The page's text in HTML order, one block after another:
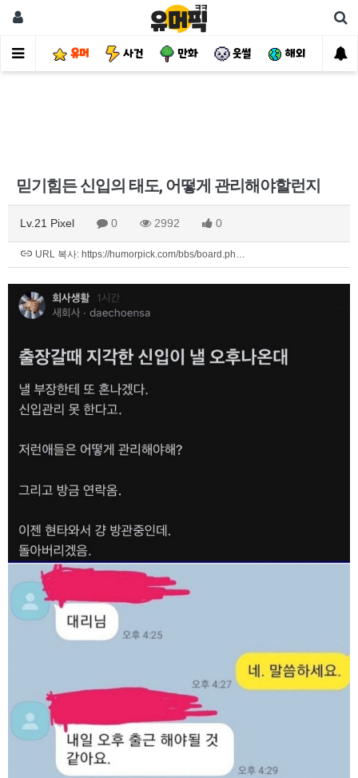
유머 사건 만화 웃썰 해외 핫
믿기힘든 신입의 태도, 어떻게 관리해야할런지
Lv.21 Pixel 0 2992 0
URL 복사: https://humorpick.com/bbs/board.ph…